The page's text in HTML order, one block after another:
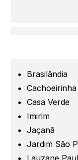
Brasilândia
Cachoeirinha
Casa Verde
Imirim
Jaçanã
Jardim São
Lauzane